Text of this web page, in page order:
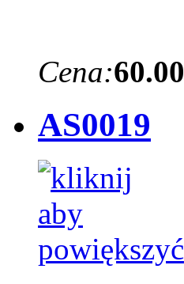
Cena:60.00
AS0019